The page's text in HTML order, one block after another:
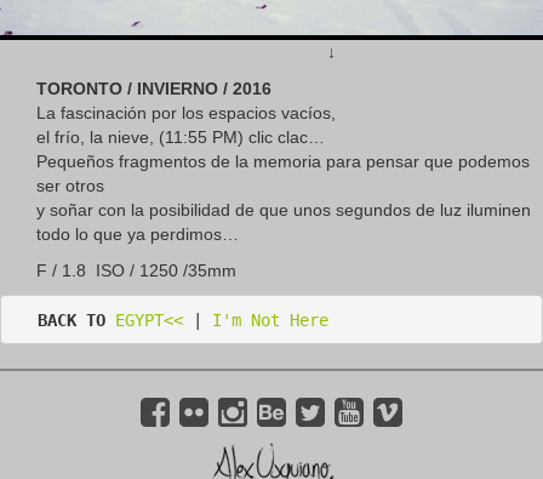
↓
TORONTO / INVIERNO / 2016
La fascinación por los espacios vacíos,
el frío, la nieve, (11:55 PM) clic clac…
Pequeños fragmentos de la memoria para pensar que podemos
ser otros
y soñar con la posibilidad de que unos segundos de luz iluminen
todo lo que ya perdimos…
F / 1.8 ISO / 1250 /35mm
BACK TO EGYPT<< | I'm Not Here